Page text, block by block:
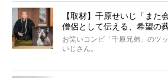
力をもつお笑い芸人「シークエ
犬の旅立ちや供養についてインタ
インタビュアー兼対談相手は、
識にも長けているPELIさん。
「愛犬が旅立ったあと、ベッド
【取材】千原せいじ「ま
僧侶として伝える、希望の
お笑いコンビ「千原兄弟」のツ
いじさん。